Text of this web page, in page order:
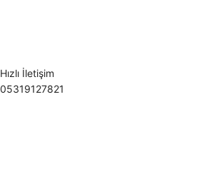
Hızlı İletişim
05319127821